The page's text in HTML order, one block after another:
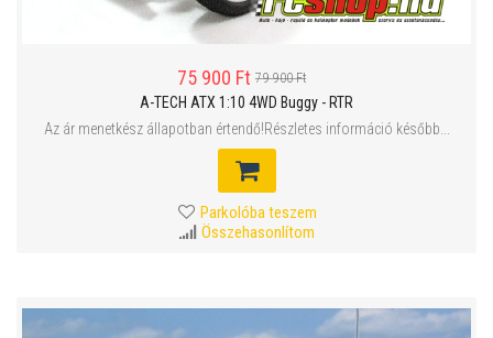
75 900 Ft 79 900 Ft
A-TECH ATX 1:10 4WD Buggy - RTR
Az ár menetkész állapotban értendő!Részletes információ később...
Parkolóba teszem
Összehasonlítom